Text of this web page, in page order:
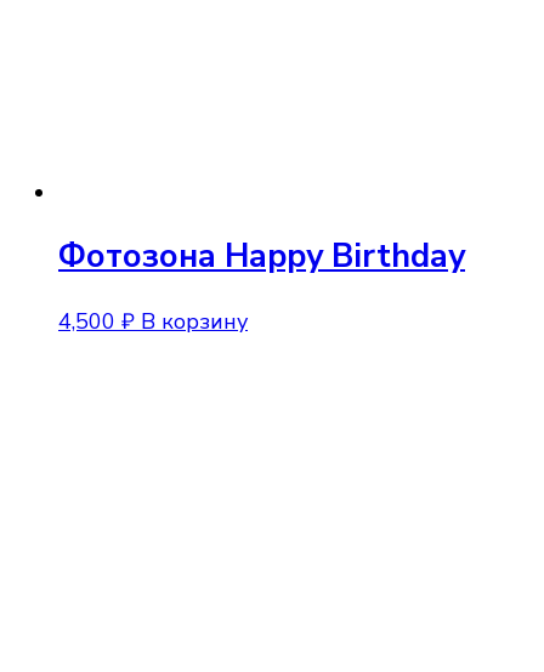
Фотозона Happy Birthday
4,500 ₽ В корзину